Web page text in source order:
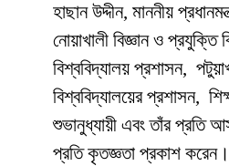
হাছান উদ্দীন, মাননীয়
নোয়াখালী বিজ্ঞান ও প্রযুক্তি
বিশ্ববিদ্যালয় প্রশাসন,
বিশ্ববিদ্যালয়ের প্রশাসন,
শুভানুধ্যায়ী এবং তাঁর প্রতি
প্রতি কৃতজ্ঞতা প্রকাশ করেন।